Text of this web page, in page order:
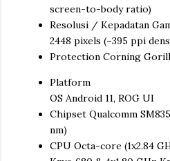
screen-to-body ratio)
Resolusi / Kepadatan
2448 pixels (~395 ppi
Protection Corning
Platform
OS Android 11, ROG UI
Chipset Qualcomm
nm)
CPU Octa-core (1x2.84